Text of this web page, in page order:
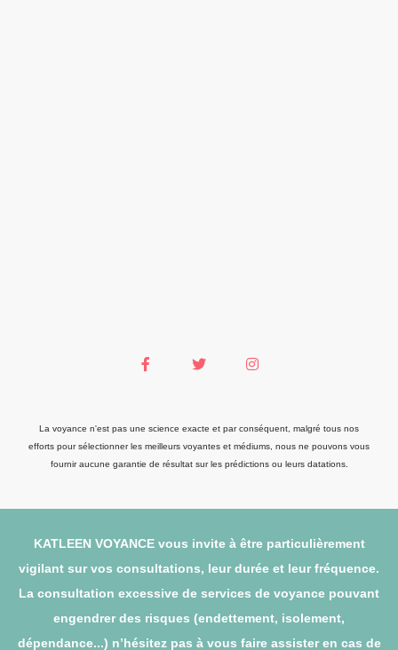
La voyance n'est pas une science exacte et par conséquent, malgré tous nos
efforts pour sélectionner les meilleurs voyantes et médiums, nous ne pouvons vous
fournir aucune garantie de résultat sur les prédictions ou leurs datations.
KATLEEN VOYANCE vous invite à être particulièrement
vigilant sur vos consultations, leur durée et leur fréquence.
La consultation excessive de services de voyance pouvant
engendrer des risques (endettement, isolement,
dépendance...) n’hésitez pas à vous faire assister en cas de